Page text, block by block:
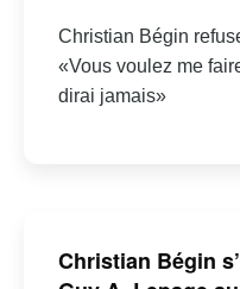
Christian Bégin
«Vous voulez me
dirai jamais»
Christian Bégin